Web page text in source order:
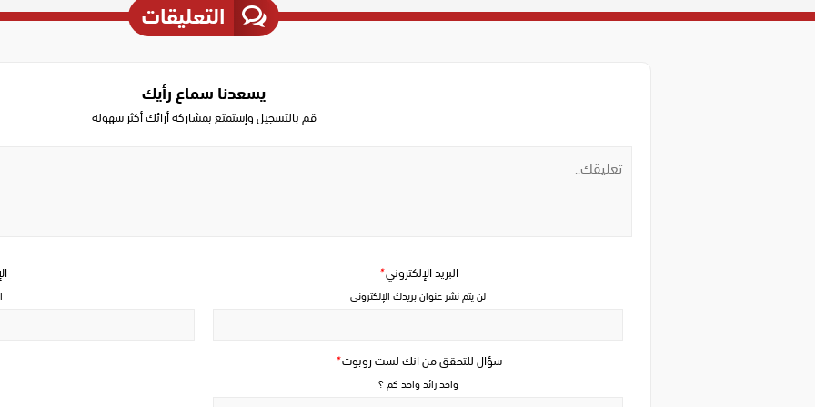
التعليقات
يسعدنا سماع رأيك
قم بالتسجيل وإستمتع بمشاركة أرائك أكثر سهولة
سؤال للتحقق من انك لست روبوت*
واحد زائد واحد كم ؟
البريد الإلكتروني*
لن يتم نشر عنوان بريدك الإلكتروني